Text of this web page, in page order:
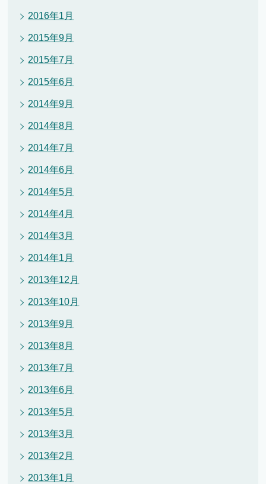
2016年1月
2015年9月
2015年7月
2015年6月
2014年9月
2014年8月
2014年7月
2014年6月
2014年5月
2014年4月
2014年3月
2014年1月
2013年12月
2013年10月
2013年9月
2013年8月
2013年7月
2013年6月
2013年5月
2013年3月
2013年2月
2013年1月